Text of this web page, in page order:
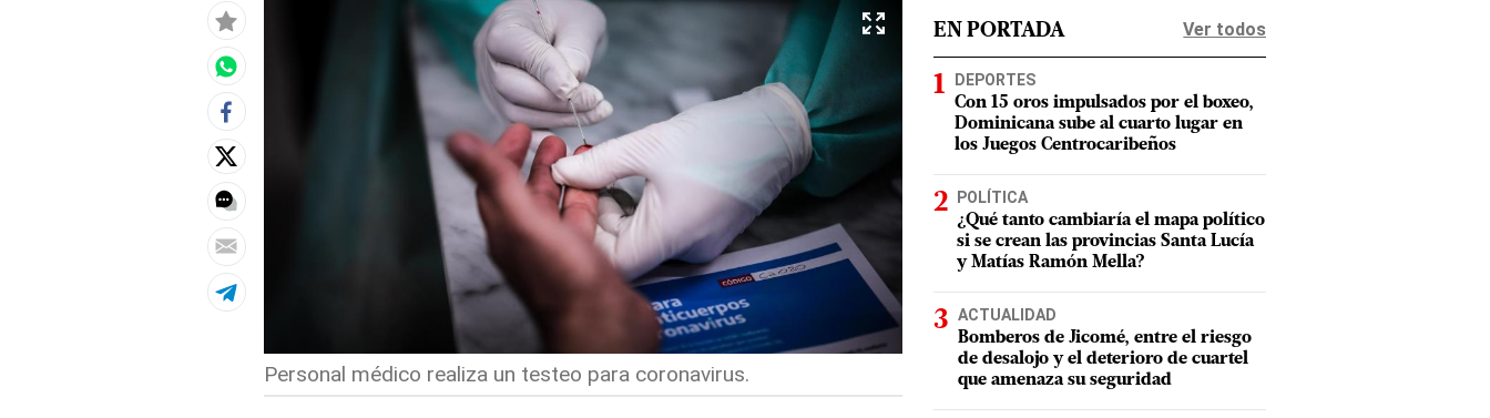
Personal médico realiza un testeo para coronavirus.
EN PORTADA Ver todos
DEPORTES
Con 15 oros impulsados por el boxeo,
Dominicana sube al cuarto lugar en
los Juegos Centrocaribeños
POLÍTICA
¿Qué tanto cambiaría el mapa político
si se crean las provincias Santa Lucía
y Matías Ramón Mella?
ACTUALIDAD
Bomberos de Jicomé, entre el riesgo
de desalojo y el deterioro de cuartel
que amenaza su seguridad